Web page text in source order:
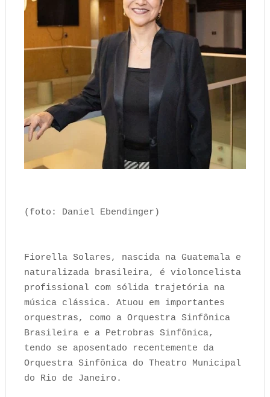
(foto: Daniel Ebendinger)
Fiorella Solares, nascida na Guatemala e
naturalizada brasileira, é violoncelista
profissional com sólida trajetória na
música clássica. Atuou em importantes
orquestras, como a Orquestra Sinfônica
Brasileira e a Petrobras Sinfônica,
tendo se aposentado recentemente da
Orquestra Sinfônica do Theatro Municipal
do Rio de Janeiro.